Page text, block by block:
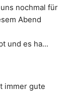
nochmal für
Abend
und es ha
immer gute